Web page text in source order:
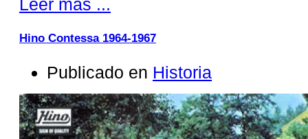
Leer más ...
Hino Contessa 1964-1967
Publicado en Historia